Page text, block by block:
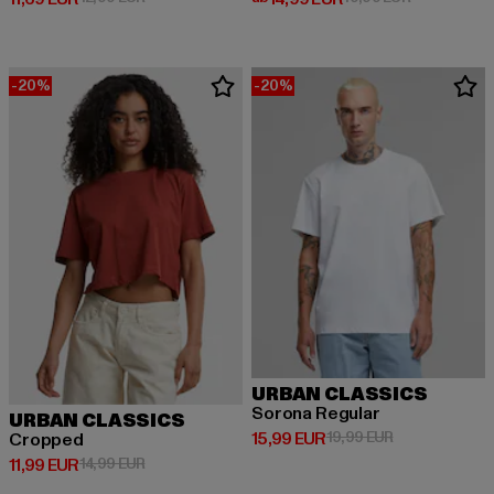
-20%
URBAN CLASSICS
Cropped
11,99 EUR
Derzeitiger Preis: 11,99 EUR
14,99 EURAktionspreis: 14,99 EUR
-20%
URBAN CLASSICS
Sorona Regular
15,99 EUR
Derzeitiger Preis: 15,99 EUR
19,99 EURAktionspreis: